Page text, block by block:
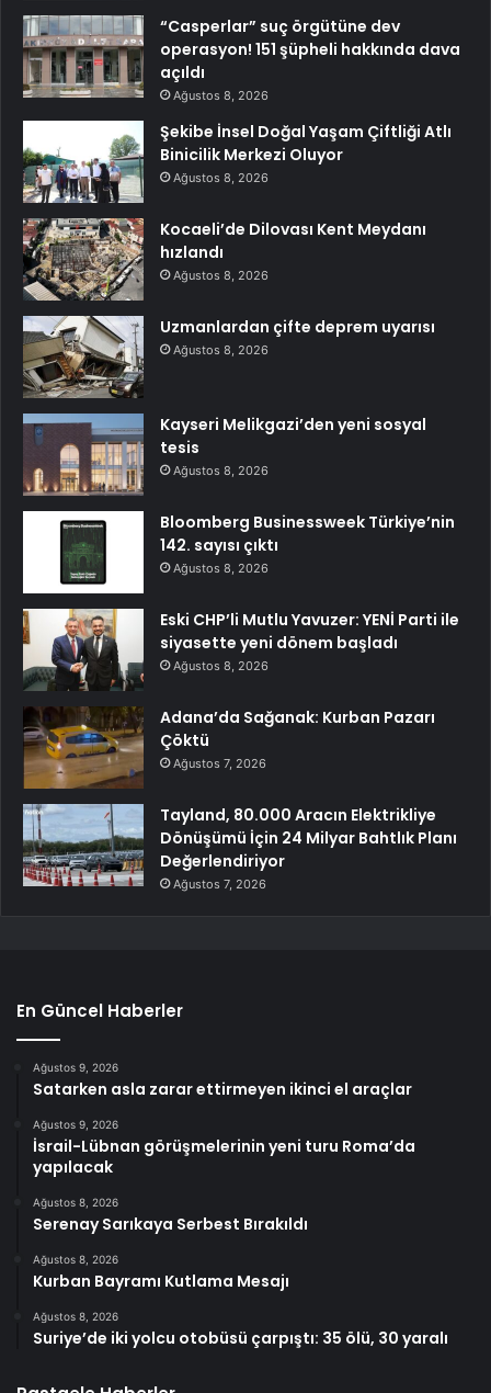
“Casperlar” suç örgütüne dev
operasyon! 151 şüpheli hakkında dava
açıldı
Ağustos 8, 2026
Şekibe İnsel Doğal Yaşam Çiftliği Atlı
Binicilik Merkezi Oluyor
Ağustos 8, 2026
Kocaeli’de Dilovası Kent Meydanı
hızlandı
Ağustos 8, 2026
Uzmanlardan çifte deprem uyarısı
Ağustos 8, 2026
Kayseri Melikgazi’den yeni sosyal
tesis
Ağustos 8, 2026
Bloomberg Businessweek Türkiye’nin
142. sayısı çıktı
Ağustos 8, 2026
Eski CHP’li Mutlu Yavuzer: YENİ Parti ile
siyasette yeni dönem başladı
Ağustos 8, 2026
Adana’da Sağanak: Kurban Pazarı
Çöktü
Ağustos 7, 2026
Tayland, 80.000 Aracın Elektrikliye
Dönüşümü İçin 24 Milyar Bahtlık Planı
Değerlendiriyor
Ağustos 7, 2026
En Güncel Haberler
Ağustos 9, 2026
Satarken asla zarar ettirmeyen ikinci el araçlar
Ağustos 9, 2026
İsrail-Lübnan görüşmelerinin yeni turu Roma’da
yapılacak
Ağustos 8, 2026
Serenay Sarıkaya Serbest Bırakıldı
Ağustos 8, 2026
Kurban Bayramı Kutlama Mesajı
Ağustos 8, 2026
Suriye’de iki yolcu otobüsü çarpıştı: 35 ölü, 30 yaralı